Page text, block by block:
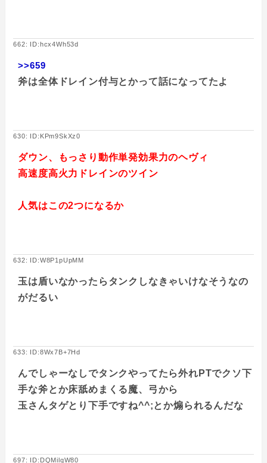
662: ID:hcx4Wh53d
>>659
斧は全体ドレイン付与とかって話になってたよ
630: ID:KPm9SkXz0
ダウン、もっさり動作単発効果力のヘヴィ
高速度高火力ドレインのツイン
人気はこの2つになるか
632: ID:W8P1pUpMM
玉は盾いなかったらタンクしなきゃいけなそうなの
がだるい
633: ID:8Wx7B+7Hd
んでしゃーなしでタンクやってたら外れPTでクソ下
手な斧とか床舐めまくる魔、弓から
玉さんタゲとり下手ですね^^;とか煽られるんだな
697: ID:DQMilqW80